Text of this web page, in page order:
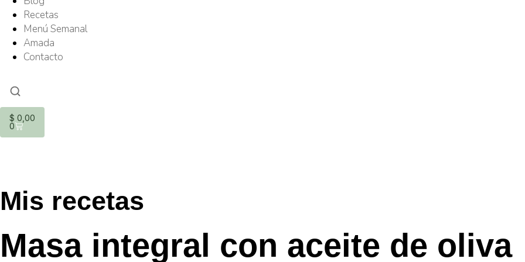
Recetas
Menú Semanal
Amada
Contacto
$ 0,00
0
Mis recetas
Masa integral con aceite de oliva